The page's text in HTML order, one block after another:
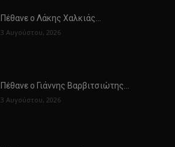
Πέθανε ο Λάκης Χαλκιάς…
3 Αυγούστου, 2026
Πέθανε ο Γιάννης Βαρβιτσιώτης…
3 Αυγούστου, 2026